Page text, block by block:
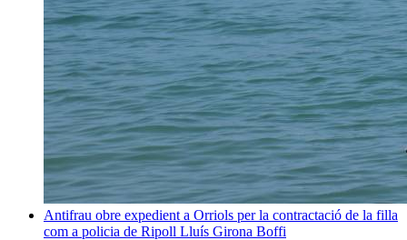
Antifrau obre expedient a Orriols per la contractació de la filla
com a policia de Ripoll Lluís Girona Boffi